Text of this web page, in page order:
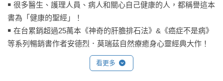
￭ 很多醫生、護理人員、病人和關心自己健康的人，都稱譽這本
書為「健康的聖經」！
￭ 在台累銷超過25萬本《神奇的肝膽排石法》&《癌症不是病》
等系列暢銷書作者安德烈．莫瑞茲自然療癒身心靈經典大作！
看更多